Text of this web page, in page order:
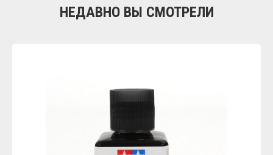
НЕДАВНО ВЫ СМОТРЕЛИ